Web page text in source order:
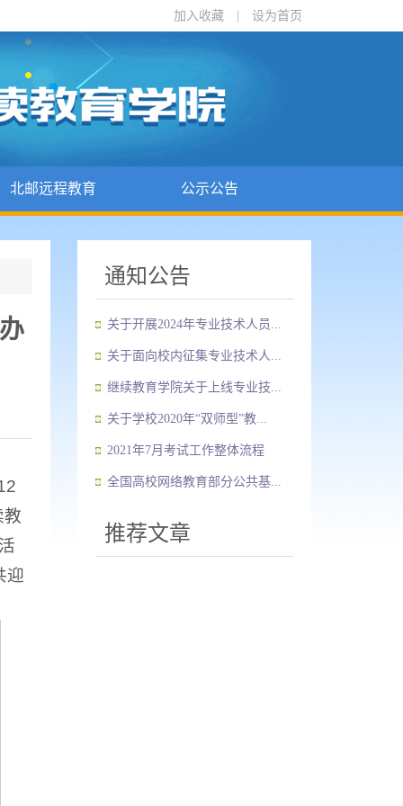
加入收藏 设为首页
北邮远程教育 公示公告
教
迎
通知公告
关于开展2024年专业技术人员...
关于面向校内征集专业技术人...
继续教育学院关于上线专业技...
关于学校2020年“双师型”教...
2021年7月考试工作整体流程
全国高校网络教育部分公共基...
推荐文章